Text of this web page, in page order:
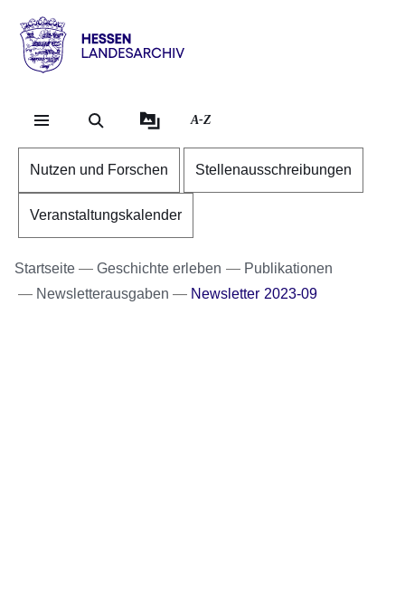
Hessen
Landesarchiv
A-Z
Nutzen und Forschen Stellenausschreibungen
Veranstaltungskalender
Startseite Geschichte erleben
Publikationen
Newsletterausgaben
Newsletter 2023-09